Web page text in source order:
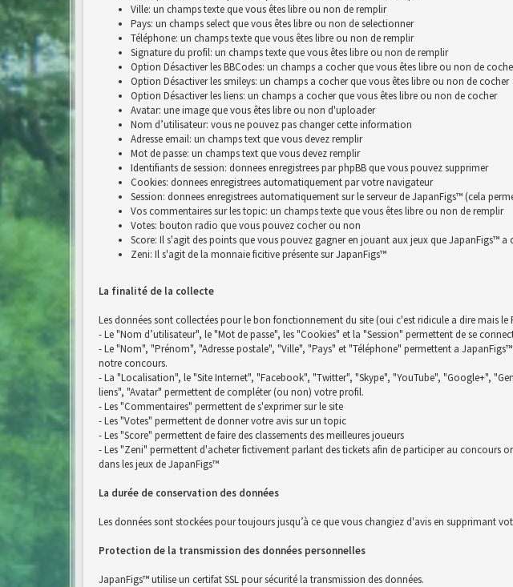
Ville: un champs texte que vous êtes libre ou non de remplir
Pays: un champs select que vous êtes libre ou non de selectionner
Téléphone: un champs texte que vous êtes libre ou non de remplir
Signature du profil: un champs texte que vous êtes libre ou non de remplir
Option Désactiver les BBCodes: un champs a cocher que vous êtes libre ou non de
Option Désactiver les smileys: un champs a cocher que vous êtes libre ou non de cocher
Option Désactiver les liens: un champs a cocher que vous êtes libre ou non de cocher
Avatar: une image que vous êtes libre ou non d'uploader
Nom d’utilisateur: vous ne pouvez pas changer cette information
Adresse email: un champs text que vous devez remplir
Mot de passe: un champs text que vous devez remplir
Identifiants de session: donnees enregistrees par phpBB que vous pouvez supprimer
Cookies: donnees enregistrees automatiquement par votre navigateur
Session: donnees enregistrees automatiquement sur le serveur de JapanFigs™ (cela
Vos commentaires sur les topic: un champs texte que vous êtes libre ou non de remplir
Votes: bouton radio que vous pouvez cocher ou non
Score: Il s'agit des points que vous pouvez gagner en jouant aux jeux que JapanFigs™ a
Zeni: Il s'agit de la monnaie ficitive présente sur JapanFigs™
La finalité de la collecte
Les données sont collectées pour le bon fonctionnement du site (oui c'est ridicule a dire mais le
- Le "Nom d’utilisateur", le "Mot de passe", les "Cookies" et la "Session" permettent de se
- Le "Nom", "Prénom", "Adresse postale", "Ville", "Pays" et "Téléphone" permettent a
notre concours.
- La "Localisation", le "Site Internet", "Facebook", "Twitter", "Skype", "YouTube", "Google+",
liens", "Avatar" permettent de compléter (ou non) votre profil.
- Les "Commentaires" permettent de s'exprimer sur le site
- Les "Votes" permettent de donner votre avis sur un topic
- Les "Score" permettent de faire des classements des meilleures joueurs
- Les "Zeni" permettent d'acheter fictivement parlant des tickets afin de participer au concours
dans les jeux de JapanFigs™
La durée de conservation des données
Les données sont stockées pour toujours jusqu’à ce que vous changiez d'avis en supprimant
Protection de la transmission des données personnelles
JapanFigs™ utilise un certifat SSL pour sécurité la transmission des données.